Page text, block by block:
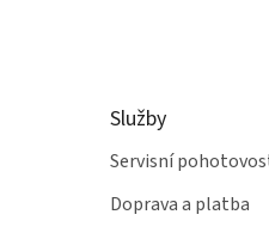
Služby
Servisní
Doprava a platba